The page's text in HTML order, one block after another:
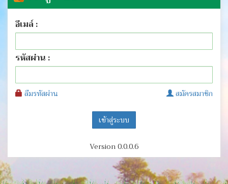
อีเมล์ :
รหัสผ่าน :
ลืมรหัสผ่าน สมัครสมาชิก
Version 0.0.0.6